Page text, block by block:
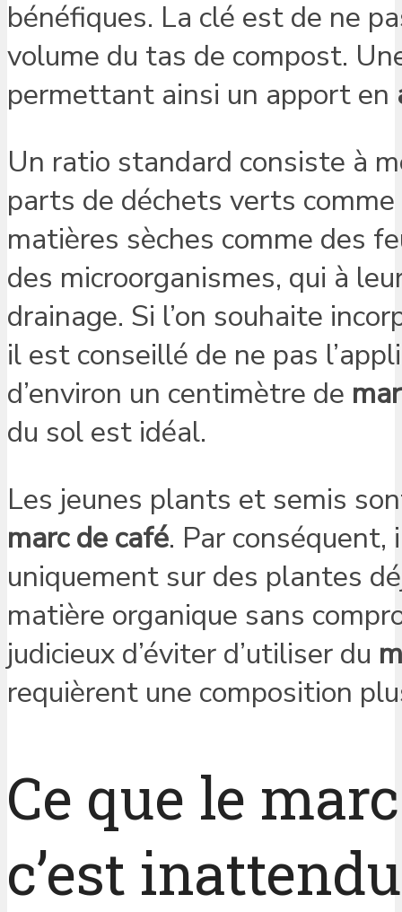
bénéfiques. La clé est de ne
volume du tas de compost.
permettant ainsi un apport en
Un ratio standard consiste à
parts de déchets verts
matières sèches comme des
des microorganismes, qui à
drainage. Si l’on souhaite
il est conseillé de ne pas
d’environ un centimètre de
du sol est idéal.
Les jeunes plants et semis
marc de café. Par conséquent,
uniquement sur des plantes
matière organique sans
judicieux d’éviter d’utiliser du
requièrent une composition
Ce que le
c’est